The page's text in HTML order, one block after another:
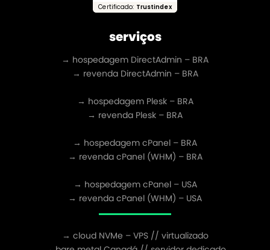
Certificado: Trustindex
serviços
→ hospedagem DirectAdmin – BRA
→ revenda DirectAdmin – BRA
→ hospedagem Plesk – BRA
→ revenda Plesk – BRA
→ hospedagem cPanel – BRA
→ revenda cPanel (WHM) – BRA
→ hospedagem cPanel – USA
→ revenda cPanel (WHM) – USA
→ cloud NVMe – VPS // virtualizado